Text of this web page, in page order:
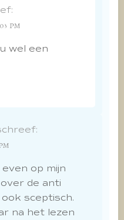
PM
wel een
op mijn
de anti
sceptisch.
na het lezen